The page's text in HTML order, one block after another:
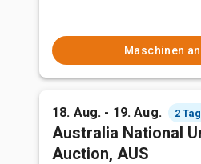
Maschinen
18. Aug. - 19. Aug. 2
Australia National
Auction, AUS